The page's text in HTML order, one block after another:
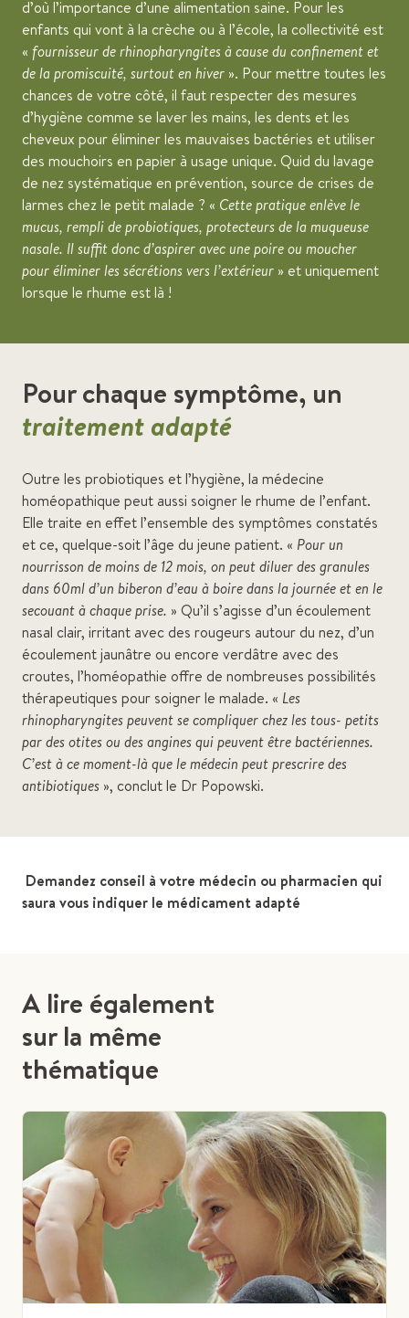
d’où l’importance d’une alimentation saine. Pour les
enfants qui vont à la crèche ou à l’école, la collectivité est
« fournisseur de rhinopharyngites à cause du confinement et
de la promiscuité, surtout en hiver ». Pour mettre toutes les
chances de votre côté, il faut respecter des mesures
d’hygiène comme se laver les mains, les dents et les
cheveux pour éliminer les mauvaises bactéries et utiliser
des mouchoirs en papier à usage unique. Quid du lavage
de nez systématique en prévention, source de crises de
larmes chez le petit malade ? « Cette pratique enlève le
mucus, rempli de probiotiques, protecteurs de la muqueuse
nasale. Il suffit donc d’aspirer avec une poire ou moucher
pour éliminer les sécrétions vers l’extérieur » et uniquement
lorsque le rhume est là !
Pour chaque symptôme, un
traitement adapté
Outre les probiotiques et l’hygiène, la médecine
homéopathique peut aussi soigner le rhume de l’enfant.
Elle traite en effet l’ensemble des symptômes constatés
et ce, quelque-soit l’âge du jeune patient. « Pour un
nourrisson de moins de 12 mois, on peut diluer des granules
dans 60ml d’un biberon d’eau à boire dans la journée et en le
secouant à chaque prise. » Qu’il s’agisse d’un écoulement
nasal clair, irritant avec des rougeurs autour du nez, d’un
écoulement jaunâtre ou encore verdâtre avec des
croutes, l’homéopathie offre de nombreuses possibilités
thérapeutiques pour soigner le malade. « Les
rhinopharyngites peuvent se compliquer chez les tous- petits
par des otites ou des angines qui peuvent être bactériennes.
C’est à ce moment-là que le médecin peut prescrire des
antibiotiques », conclut le Dr Popowski.
Demandez conseil à votre médecin ou pharmacien qui
saura vous indiquer le médicament adapté
A lire également
sur la même
thématique